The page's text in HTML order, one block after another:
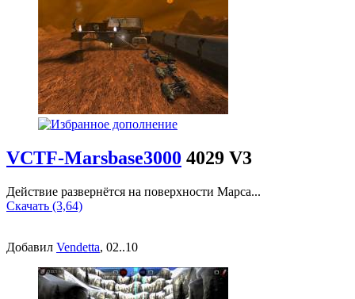
VCTF-Marsbase3000 4029 V3
Действие развернётся на поверхности Марса...
Скачать (3,64)
Добавил Vendetta, 02..10